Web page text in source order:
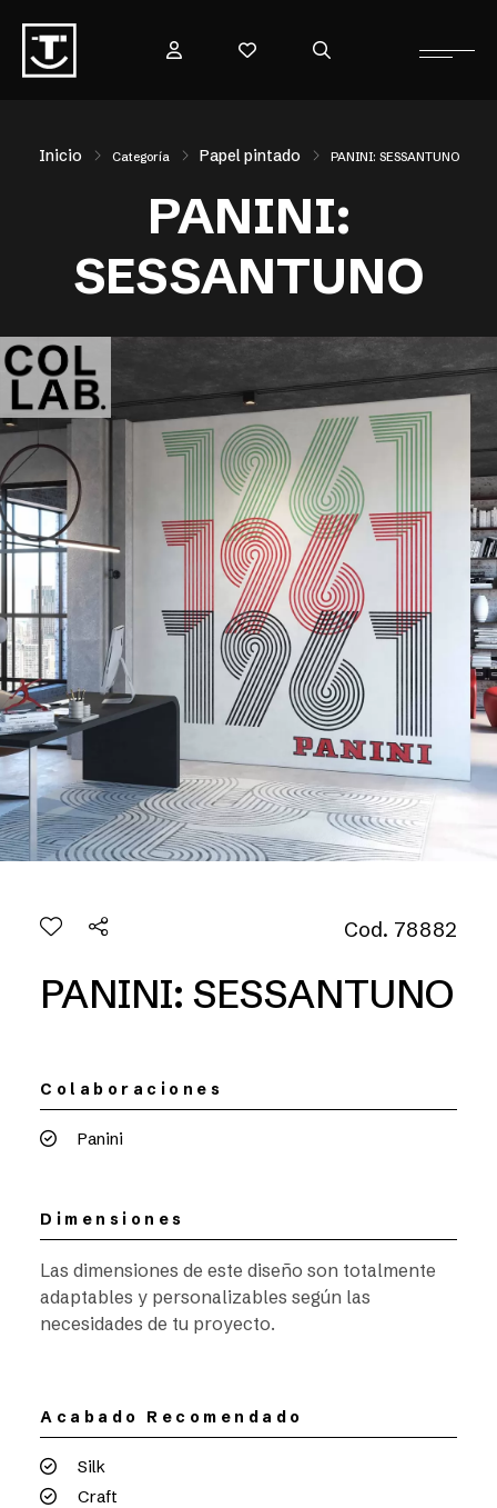
Inicio Categoría Papel pintado PANINI: SESSANTUNO
PANINI:
SESSANTUNO
Cod. 78882
PANINI: SESSANTUNO
Colaboraciones
Panini
Dimensiones
Las dimensiones de este diseño son totalmente
adaptables y personalizables según las
necesidades de tu proyecto.
Acabado Recomendado
Silk
Craft